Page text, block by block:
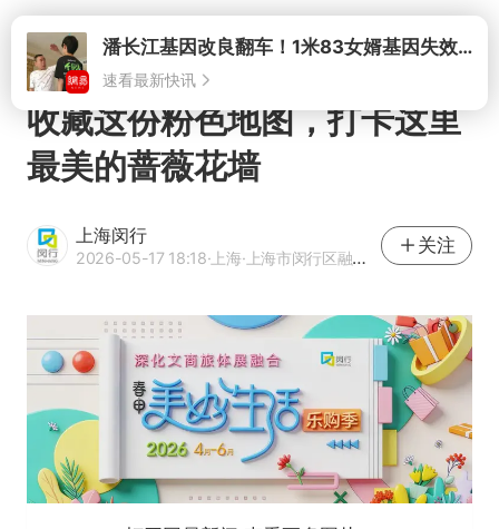
打开
收藏这份粉色地图，打卡这里
最美的蔷薇花墙
上海闵行
2026-05-17 18:18·上海·上海市闵行区融媒体中心官方网易号
关注